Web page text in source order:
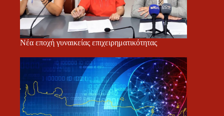
Νέα εποχή γυναικείας επιχειρηματικότητας